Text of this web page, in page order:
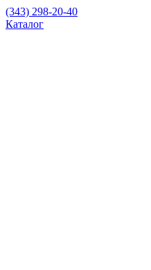
(343) 298-20-40
Каталог